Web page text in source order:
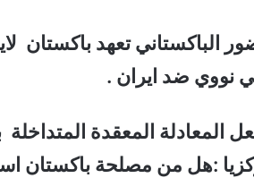
الباكستاني تعهد باكستان
نووي ضد ايران .
المعادلة المعقدة المتداخلة
:هل من مصلحة باكستان